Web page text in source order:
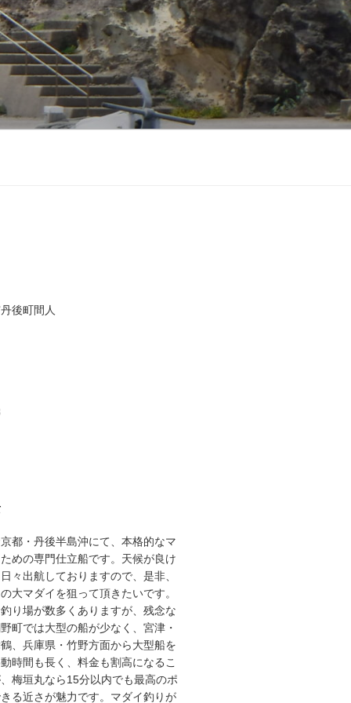
後町間人
都・丹後半島沖にて、本格的なマ
めの専門仕立船です。天候が良け
々出航しておりますので、是非、
大マダイを狙って頂きたいです。
り場が数多くありますが、残念な
町では大型の船が少なく、宮津・
、兵庫県・竹野方面から大型船を
時間も長く、料金も割高になるこ
梅垣丸なら15分以内でも最高のポ
る近さが魅力です。マダイ釣りが